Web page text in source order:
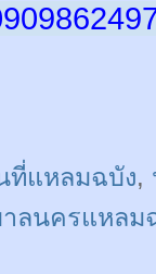
ที่แหลมฉบัง,
าลนครแหลม